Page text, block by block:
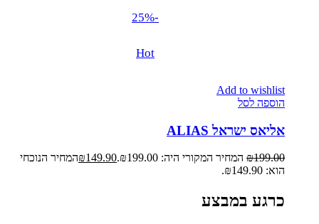
-25%
Hot
Add to wishlist
הוספה לסל
אליאס ישראל ALIAS
₪199.00 המחיר המקורי היה: ₪199.00. ₪149.90
המחיר הנוכחי
הוא: ₪149.90.
כרגע במבצע